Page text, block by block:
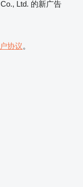
Ltd. 的新广告
协议。